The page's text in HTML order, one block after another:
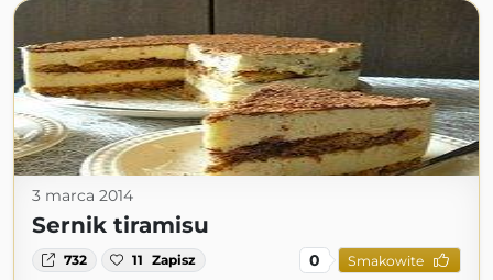
3 marca 2014
Sernik tiramisu
732 11 Zapisz 0 Smakowite